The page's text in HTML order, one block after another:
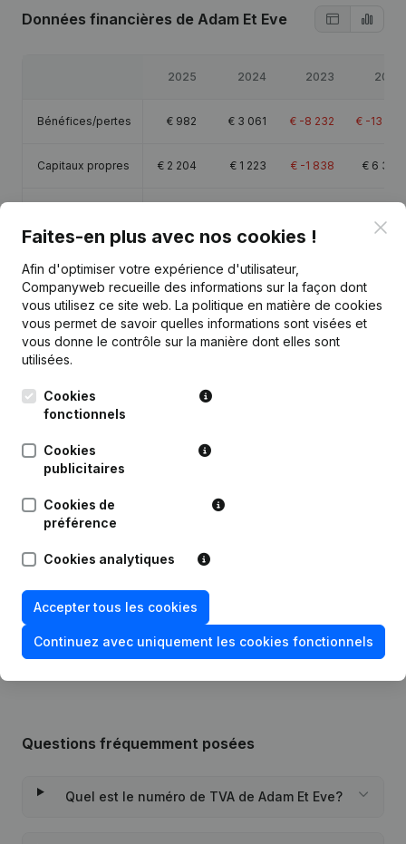
Données financières de Adam Et Eve
2025 2024 2023 2022
Bénéfices/pertes € 982 € 3 061 € -8 232 € -13 213
Capitaux propres € 2 204 € 1 223 € -1 838 € 6 394
Publications
Date
15-10-2025 Demissions, Nominations
21-02-2023 Demissions, Nominations
29-07-2022
Capital, Actions - Demissions,
Nominations
Rubrique Constitution (Nouvelle
Personne Morale, Ouverture
Succursale, etc...)
Questions fréquemment posées
Quel est le numéro de TVA de Adam Et Eve?
Faites-en plus avec nos cookies !
Afin d'optimiser votre expérience d'utilisateur,
Companyweb recueille des informations sur la façon dont
vous utilisez ce site web. La politique en matière de cookies
vous permet de savoir quelles informations sont visées et
vous donne le contrôle sur la manière dont elles sont
utilisées.
Cookies
fonctionnels
Cookies
publicitaires
Cookies de
préférence
Cookies analytiques
Accepter tous les cookies
Continuez avec uniquement les cookies fonctionnels